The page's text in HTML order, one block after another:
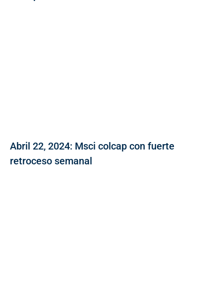
Abril 22, 2024: Msci colcap con fuerte
retroceso semanal